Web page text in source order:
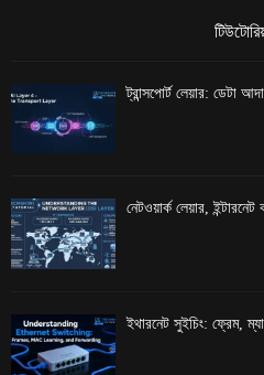
ট্রান্সপোর্ট লেয়ার: ডেটা
নেটওয়ার্ক লেয়ার,
ইথারনেট সুইচিং: ফ্রেম,